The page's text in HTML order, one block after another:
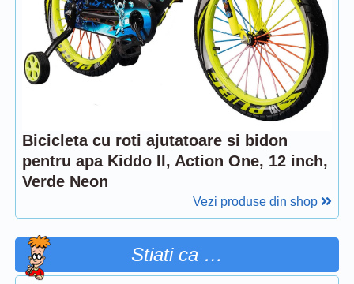
Bicicleta cu roti ajutatoare si bidon
pentru apa Kiddo II, Action One, 12 inch,
Verde Neon
Vezi produse din shop
Stiati ca …